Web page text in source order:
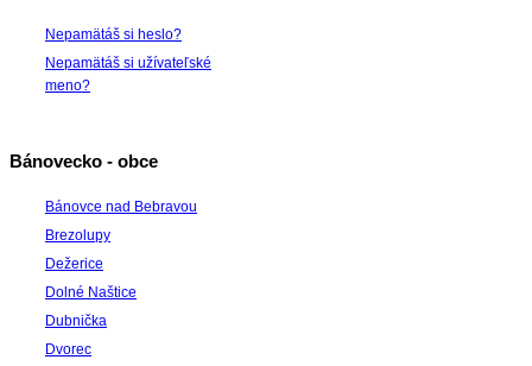
Nepamätáš si heslo?
Nepamätáš si užívateľské
meno?
Bánovecko - obce
Bánovce nad Bebravou
Brezolupy
Dežerice
Dolné Naštice
Dubnička
Dvorec